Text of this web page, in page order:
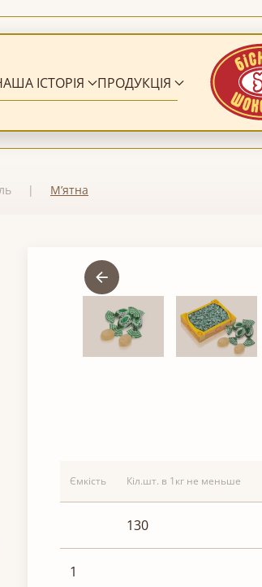
ІСТОРІЯ ПРОДУКЦІЯ
М’ятна
Ємкість Кіл.шт. в 1кг не меньше
130
1